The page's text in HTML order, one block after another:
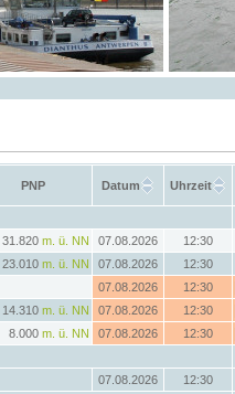
PNP Datum Uhrzeit
31.820 m. ü. NN 07.08.2026 12:30
23.010 m. ü. NN 07.08.2026 12:30
07.08.2026 12:30
14.310 m. ü. NN 07.08.2026 12:30
8.000 m. ü. NN 07.08.2026 12:30
07.08.2026 12:30